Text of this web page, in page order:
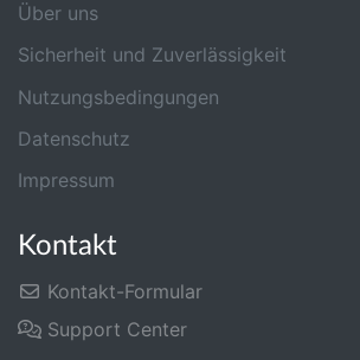
Über uns
Sicherheit und Zuverlässigkeit
Nutzungsbedingungen
Datenschutz
Impressum
Kontakt
Kontakt-Formular
Support Center